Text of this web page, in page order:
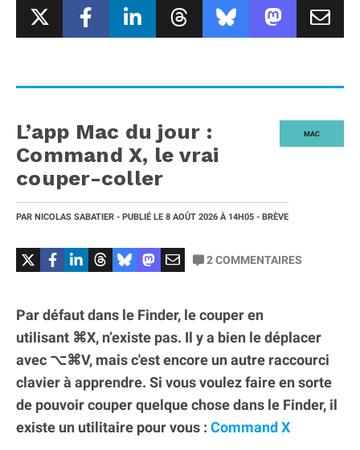
MAC
L’app Mac du jour :
Command X, le vrai
couper-coller
PAR NICOLAS SABATIER - PUBLIÉ LE 8 AOÛT 2026 À 14H05 - BRÈVE
2COMMENTAIRES
Par défaut dans le Finder, le couper en
utilisant ⌘X, n’existe pas. Il y a bien le déplacer
avec ⌥⌘V, mais c'est encore un autre raccourci
clavier à apprendre. Si vous voulez faire en sorte
de pouvoir couper quelque chose dans le Finder, il
existe un utilitaire pour vous : Command X